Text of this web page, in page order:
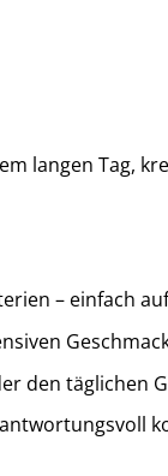
langen Tag,
– einfach
den täglichen